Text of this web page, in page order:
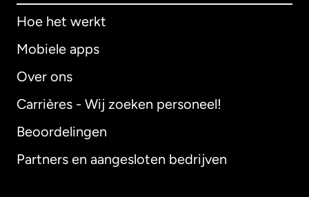
Hoe het werkt
Mobiele apps
Over ons
Carrières - Wij zoeken personeel!
Beoordelingen
Partners en aangesloten bedrijven